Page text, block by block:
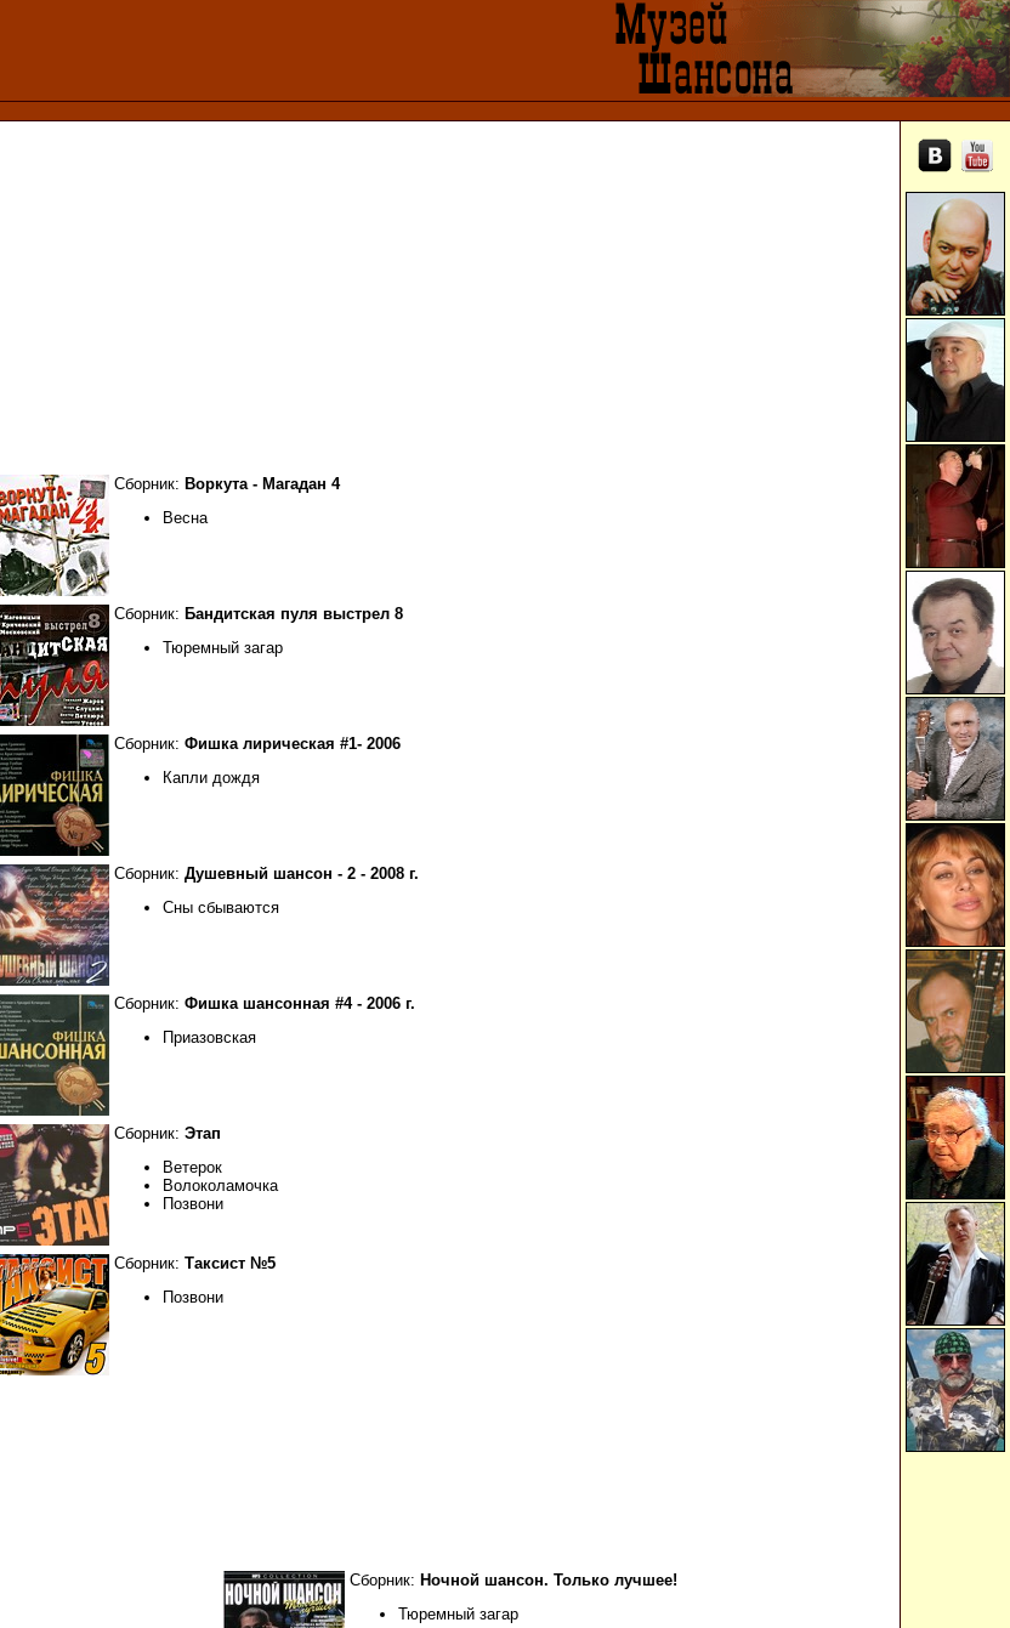
Сборник: Воркута - Магадан 4
Весна
Сборник: Бандитская пуля выстрел 8
Тюремный загар
Сборник: Фишка лирическая #1- 2006
Капли дождя
Сборник: Душевный шансон - 2 - 2008 г.
Сны сбываются
Сборник: Фишка шансонная #4 - 2006 г.
Приазовская
Сборник: Этап
Ветерок
Волоколамочка
Позвони
Сборник: Таксист №5
Позвони
Сборник: Ночной шансон. Только лучшее!
Тюремный загар